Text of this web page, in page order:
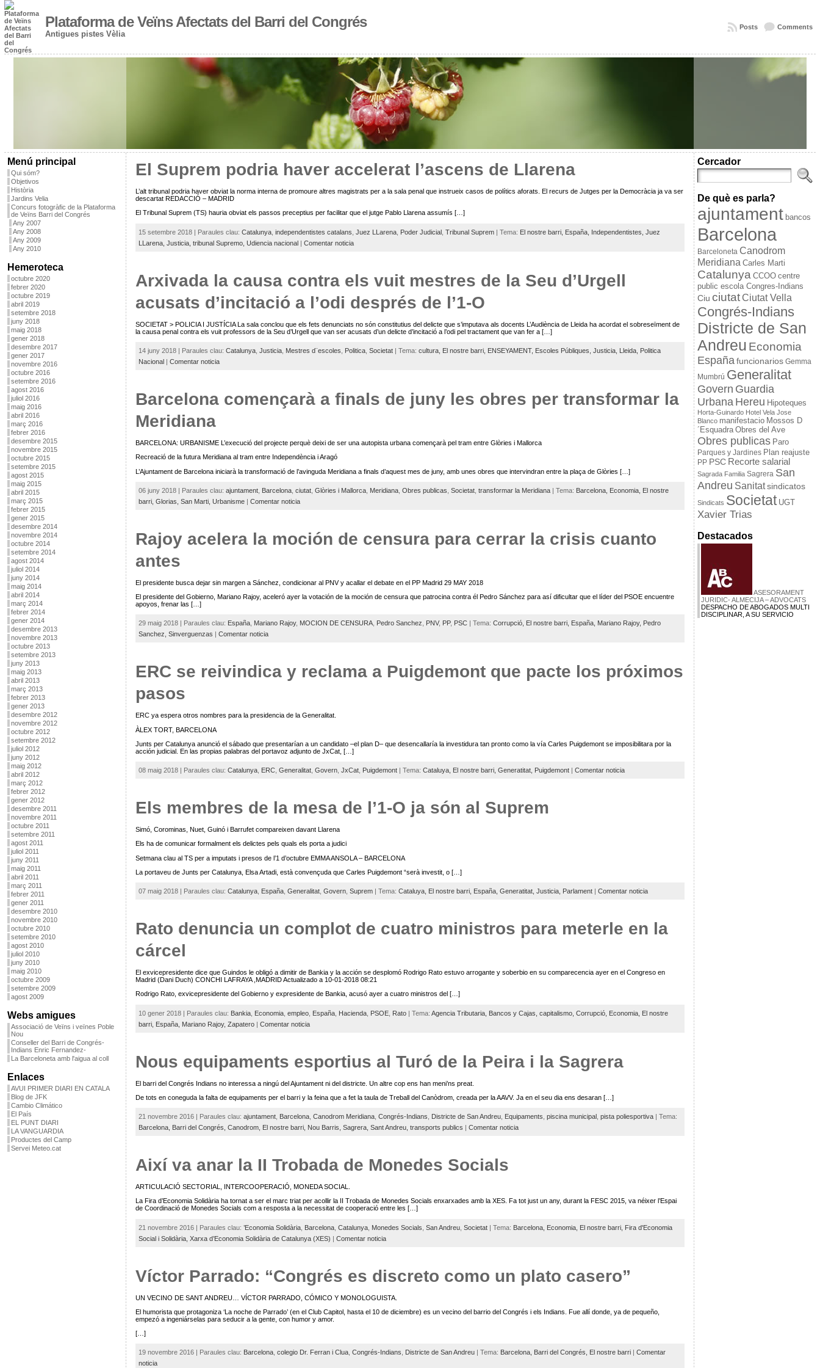
Plataforma de Veïns Afectats del Barri del Congrés
Antigues pistes Vèlia
Comments
Posts
Menú principal
Qui sóm?
Objetivos
Història
Jardins Velia
Concurs fotogràfic de la Plataforma
de Veïns Barri del Congrés
Any 2007
Any 2008
Any 2009
Any 2010
Hemeroteca
octubre 2020
febrer 2020
octubre 2019
abril 2019
setembre 2018
juny 2018
maig 2018
gener 2018
desembre 2017
gener 2017
novembre 2016
octubre 2016
setembre 2016
agost 2016
juliol 2016
maig 2016
abril 2016
març 2016
febrer 2016
desembre 2015
novembre 2015
octubre 2015
setembre 2015
agost 2015
maig 2015
abril 2015
març 2015
febrer 2015
gener 2015
desembre 2014
novembre 2014
octubre 2014
setembre 2014
agost 2014
juliol 2014
juny 2014
maig 2014
abril 2014
març 2014
febrer 2014
gener 2014
desembre 2013
novembre 2013
octubre 2013
setembre 2013
juny 2013
maig 2013
abril 2013
març 2013
febrer 2013
gener 2013
desembre 2012
novembre 2012
octubre 2012
setembre 2012
juliol 2012
juny 2012
maig 2012
abril 2012
març 2012
febrer 2012
gener 2012
desembre 2011
novembre 2011
octubre 2011
setembre 2011
agost 2011
juliol 2011
juny 2011
maig 2011
abril 2011
març 2011
febrer 2011
gener 2011
desembre 2010
novembre 2010
octubre 2010
setembre 2010
agost 2010
juliol 2010
juny 2010
maig 2010
octubre 2009
setembre 2009
agost 2009
Webs amigues
Associació de Veïns i veïnes Poble
Nou
Conseller del Barri de Congrés-
Indians Enric Fernandez-
La Barceloneta amb l'aigua al coll
Enlaces
AVUI PRIMER DIARI EN CATALA
Blog de JFK
Cambio Climático
El País
EL PUNT DIARI
LA VANGUARDIA
Productes del Camp
Servei Meteo.cat
El Suprem podria haver accelerat l’ascens de Llarena
L’alt tribunal podria haver obviat la norma interna de promoure altres magistrats per a la sala penal que instrueix casos de polítics aforats. El recurs de Jutges per la Democràcia ja va ser
descartat REDACCIÓ – MADRID
El Tribunal Suprem (TS) hauria obviat els passos preceptius per facilitar que el jutge Pablo Llarena assumís […]
15 setembre 2018 | Paraules clau: Catalunya, independentistes catalans Juez LLarena, Poder Judicial, Tribunal Suprem| Tema: El nostre barri, España, Independentistes, Juez
LLarena, Justicia, tribunal Supremo, Udiencia nacional| Comentar noticia
Arxivada la causa contra els vuit mestres de la Seu d’Urgell
acusats d’incitació a l’odi després de l’1-O
SOCIETAT > POLICIA I JUSTÍCIA La sala conclou que els fets denunciats no són constitutius del delicte que s’imputava als docents L’Audiència de Lleida ha acordat el sobreseïment de
la causa penal contra els vuit professors de la Seu d’Urgell que van ser acusats d’un delicte d’incitació a l’odi pel tractament que van fer a […]
14 juny 2018 | Paraules clau: Catalunya, Justicia, Mestres d¨escoles Politica, Societat| Tema: cultura, El nostre barri, ENSEYAMENT, Escoles Públiques, Justicia, Lleida, Politica
Nacional| Comentar noticia
​Barcelona començarà a finals de juny les obres per transformar la
Meridiana
BARCELONA: URBANISME L’execució del projecte perquè deixi de ser una autopista urbana començarà pel tram entre Glòries i Mallorca
Recreació de la futura Meridiana al tram entre Independència i Aragó
L’Ajuntament de Barcelona iniciarà la transformació de l’avinguda Meridiana a finals d’aquest mes de juny, amb unes obres que intervindran entre la plaça de Glòries […]
06 juny 2018 | Paraules clau: ajuntament, Barcelona, ciutat, Glòries i Mallorca, Meridiana, Obres publicas Societat, transformar la Meridiana| Tema: Barcelona, Economia, El nostre
barri, Glorias, San Marti, Urbanisme| Comentar noticia
Rajoy acelera la moción de censura para cerrar la crisis cuanto
antes
El presidente busca dejar sin margen a Sánchez, condicionar al PNV y acallar el debate en el PP Madrid 29 MAY 2018
El presidente del Gobierno, Mariano Rajoy, aceleró ayer la votación de la moción de censura que patrocina contra él Pedro Sánchez para así dificultar que el líder del PSOE encuentre
apoyos, frenar las […]
29 maig 2018 | Paraules clau: España, Mariano Rajoy, MOCION DE CENSURA, Pedro Sanchez PNV, PP, PSC| Tema: Corrupció, El nostre barri, España, Mariano Rajoy, Pedro
Sanchez, Sinverguenzas Comentar noticia
ERC se reivindica y reclama a Puigdemont que pacte los próximos
pasos
ERC ya espera otros nombres para la presidencia de la Generalitat.
ÀLEX TORT, BARCELONA
Junts per Catalunya anunció el sábado que presentarían a un candidato –el plan D– que desencallaría la investidura tan pronto como la vía Carles Puigdemont se imposibilitara por la
acción judicial. En las propias palabras del portavoz adjunto de JxCat, […]
08 maig 2018 | Paraules clau: Catalunya, ERC, Generalitat, Govern, JxCat, Puigdemont| Tema: Cataluya, El nostre barri, Generatitat, Puigdemont| Comentar noticia
Els membres de la mesa de l’1-O ja són al Suprem
Simó, Corominas, Nuet, Guinó i Barrufet compareixen davant Llarena
Els ha de comunicar formalment els delictes pels quals els porta a judici
Setmana clau al TS per a imputats i presos de l’1 d’octubre EMMA ANSOLA – BARCELONA
La portaveu de Junts per Catalunya, Elsa Artadi, està convençuda que Carles Puigdemont “serà investit, o […]
07 maig 2018 | Paraules clau: Catalunya, España, Generalitat, Govern, Suprem| Tema: Cataluya, El nostre barri, España, Generatitat, Justicia, Parlament| Comentar noticia
Rato denuncia un complot de cuatro ministros para meterle en la
cárcel
El exvicepresidente dice que Guindos le obligó a dimitir de Bankia y la acción se desplomó Rodrigo Rato estuvo arrogante y soberbio en su comparecencia ayer en el Congreso en
Madrid (Dani Duch) CONCHI LAFRAYA ,MADRID Actualizado a 10-01-2018 08:21
Rodrigo Rato, exvicepresidente del Gobierno y expresidente de Bankia, acusó ayer a cuatro ministros del […]
10 gener 2018 | Paraules clau: Bankia, Economia, empleo, España, Hacienda, PSOE, Rato| Tema: Agencia Tributaria, Bancos y Cajas, capitalismo, Corrupció, Economia, El nostre
barri, España, Mariano Rajoy, Zapatero| Comentar noticia
Nous equipaments esportius al Turó de la Peira i la Sagrera
El barri del Congrés Indians no interessa a ningú del Ajuntament ni del districte. Un altre cop ens han meni’ns preat.
De tots en coneguda la falta de equipaments per el barri y la feina que a fet la taula de Treball del Canòdrom, creada per la AAVV. Ja en el seu dia ens desaran […]
21 novembre 2016 | Paraules clau: ajuntament, Barcelona, Canodrom Meridiana, Congrés-Indians Districte de San Andreu, Equipaments piscina municipal, pista poliesportiva| Tema:
Barcelona, Barri del Congrés, Canodrom, El nostre barri, Nou Barris, Sagrera, Sant Andreu, transports publics | Comentar noticia
Així va anar la II Trobada de Monedes Socials
ARTICULACIÓ SECTORIAL, INTERCOOPERACIÓ, MONEDA SOCIAL.
La Fira d’Economia Solidària ha tornat a ser el marc triat per acollir la II Trobada de Monedes Socials enxarxades amb la XES. Fa tot just un any, durant la FESC 2015, va néixer l’Espai
de Coordinació de Monedes Socials com a resposta a la necessitat de cooperació entre les […]
21 novembre 2016 | Paraules clau: ’Economia Solidària, Barcelona, Catalunya, Monedes Socials San Andreu, Societat| Tema: Barcelona, Economia, El nostre barri, Fira d'Economia
Social i Solidària, Xarxa d’Economia Solidària de Catalunya (XES) | Comentar noticia
Víctor Parrado: “Congrés es discreto como un plato casero”
UN VECINO DE SANT ANDREU… VÍCTOR PARRADO, CÓMICO Y MONOLOGUISTA.
El humorista que protagoniza ‘La noche de Parrado’ (en el Club Capitol, hasta el 10 de diciembre) es un vecino del barrio del Congrés i els Indians. Fue allí donde, ya de pequeño,
empezó a ingeniárselas para seducir a la gente, con humor y amor.
[…]
19 novembre 2016 | Paraules clau: Barcelona, colegio Dr. Ferran i Clua, Congrés-Indians Districte de San Andreu| Tema: Barcelona, Barri del Congrés, El nostre barri| Comentar
noticia
Cercador
De què es parla?
ajuntament bancos
Barcelona
Barceloneta Canodrom
Meridiana Carles Marti
Catalunya CCOO centre
public escola Congres-Indians
Ciu ciutatCiutat Vella
Congrés-Indians
Districte de San
Andreu Economia
España funcionarios Gemma
Mumbrú Generalitat
Govern Guardia
Urbana Hereu Hipoteques
Horta-Guinardo Hotel Vela Jose
Blanco manifestacio Mossos D
´Esquadra Obres del Ave
Obres publicas Paro
Parques y Jardines Plan reajuste
PP PSC Recorte salarial
Sagrada Familia Sagrera San
Andreu Sanitat sindicatos
Sindicats Societat UGT
Xavier Trias
Destacados
ASESORAMENT
JURIDIC- ALMECIJA – ADVOCATS
DESPACHO DE ABOGADOS MULTI
DISCIPLINAR, A SU SERVICIO